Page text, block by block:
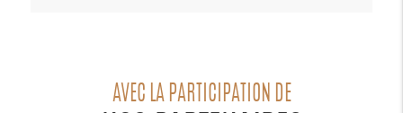
AVEC LA PARTICIPATION DE